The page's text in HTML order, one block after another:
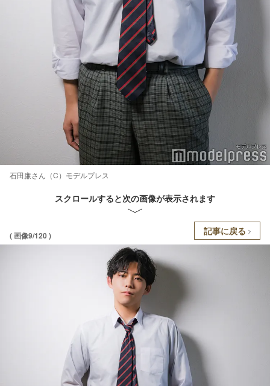
石田廉さん（C）モデルプレス
スクロールすると次の画像が表示されます
( 画像9/120 ) 記事に戻る